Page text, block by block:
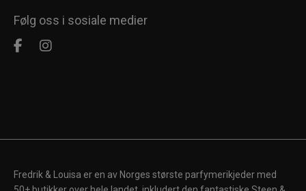
Følg oss i sosiale medier
Fredrik & Louisa er en av Norges største parfymerikjeder med